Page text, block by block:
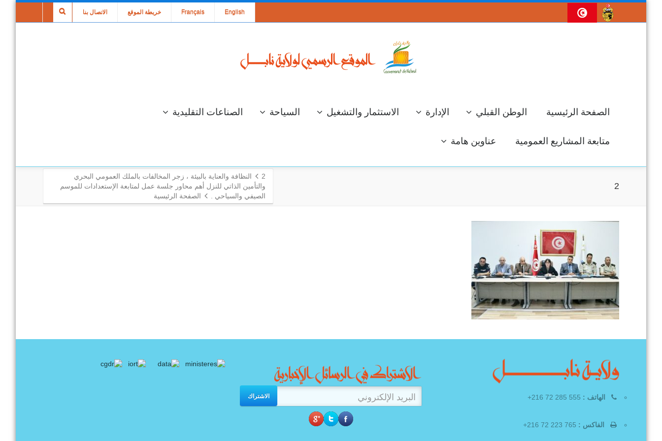
الاتصال بنا خريطة الموقع Français English
الصفحة الرئيسية الوطن القبلي الإدارة الاستثمار والتشغيل السياحة الصناعات التقليدية
متابعة المشاريع العمومية عناوين هامة
2
2
النظافة والعناية بالبيئة ، زجر المخالفات بالملك العمومي البحري
والتأمين الذاتي للنزل أهم محاور جلسة عمل لمتابعة الإستعدادات للموسم
الصيفي والسياحي .
الصفحة الرئيسية
الاشتراك الهاتف :
الفاكس :